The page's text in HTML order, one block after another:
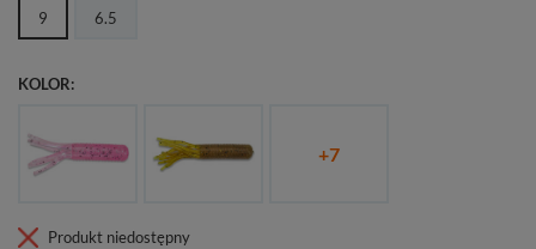
9 6.5
KOLOR
+7
Produkt niedostępny